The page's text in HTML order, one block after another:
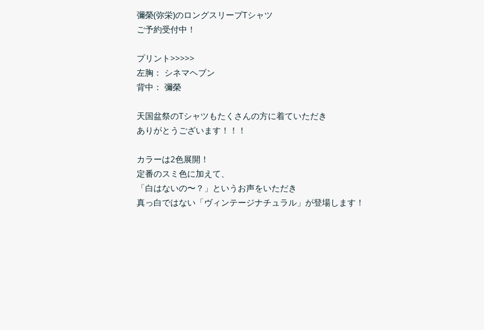
彌榮(弥栄)のロングスリーブTシャツ
ご予約受付中！
プリント>>>>>
左胸： シネマヘブン
背中： 彌榮
天国盆祭のTシャツもたくさんの方に着ていただき
ありがとうございます！！！
カラーは2色展開！
定番のスミ色に加えて、
「白はないの〜？」というお声をいただき
真っ白ではない「ヴィンテージナチュラル」が登場します！